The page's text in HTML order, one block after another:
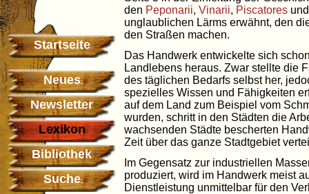
Startseite
Neues
Newsletter
Lexikon
Bibliothek
Suche
den Peponarii, Vinarii, Piscatores
unglaublichen Lärms erwähnt, den
den Straßen machen.
Das Handwerk entwickelte sich
Landlebens heraus. Zwar stellte die
des täglichen Bedarfs selbst her,
spezielles Wissen und Fähigkeiten
auf dem Land zum Beispiel vom
wurden, schritt in den Städten die
wachsenden Städte bescherten
Zeit über das ganze Stadtgebiet
Im Gegensatz zur industriellen
produziert, wird im Handwerk meist
Dienstleistung unmittelbar für den